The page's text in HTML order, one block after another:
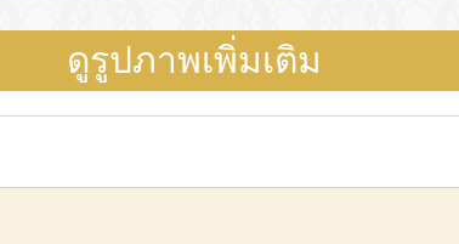
ดูรูปภาพเพิ่มเติม